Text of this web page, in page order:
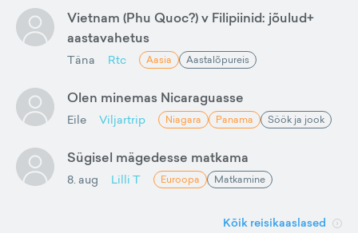
Vietnam (Phu Quoc?) v Filipiinid: jõulud+
aastavahetus
Täna Rtc Aasia Aastalõpureis
Olen minemas Nicaraguasse
Eile Viljartrip Niagara Panama Söök ja jook
Sügisel mägedesse matkama
8. aug Lilli T Euroopa Matkamine
Kõik reisikaaslased